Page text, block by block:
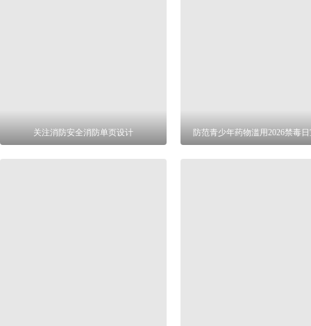
关注消防安全消防单页设计 防范青少年药物滥用2026禁毒